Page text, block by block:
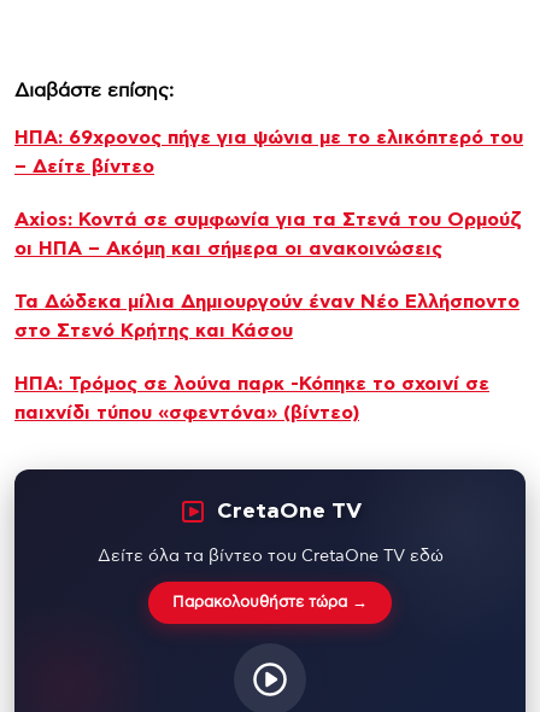
Διαβάστε επίσης:
ΗΠΑ: 69χρονος πήγε για ψώνια με το ελικόπτερό του
– Δείτε βίντεο
Axios: Κοντά σε συμφωνία για τα Στενά του Ορμούζ
οι ΗΠΑ – Ακόμη και σήμερα οι ανακοινώσεις
Τα Δώδεκα μίλια Δημιουργούν έναν Νέο Ελλήσποντο
στο Στενό Κρήτης και Κάσου
ΗΠΑ: Τρόμος σε λούνα παρκ -Κόπηκε το σχοινί σε
παιχνίδι τύπου «σφεντόνα» (βίντεο)
CretaOne TV
Δείτε όλα τα βίντεο του CretaOne TV εδώ
Παρακολουθήστε τώρα →